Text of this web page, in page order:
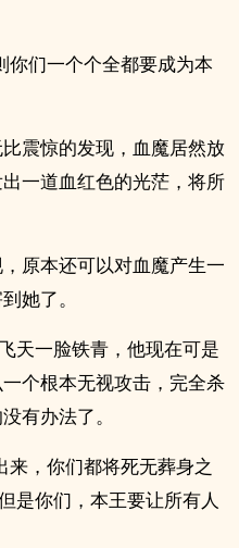
你们一个个全都要成为本
震惊的发现，血魔居然放
一道血红色的光茫，将所
原本还可以对血魔产生一
她了。
天一脸铁青，他现在可是
个根本无视攻击，完全杀
有办法了。
来，你们都将死无葬身之
是你们，本王要让所有人